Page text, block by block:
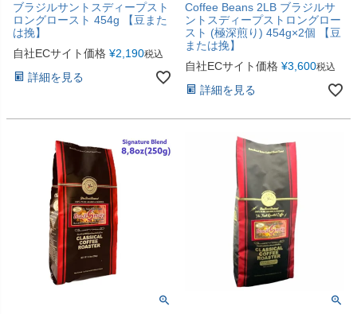
ブラジルサントスディープスト
ロングロースト 454g 【豆また
は挽】
自社ECサイト価格 ¥2,190税込
詳細を見る
Coffee Beans 2LB ブラジルサ
ントスディープストロングロー
スト (極深煎り) 454g×2個 【豆
または挽】
自社ECサイト価格 ¥3,600税込
詳細を見る